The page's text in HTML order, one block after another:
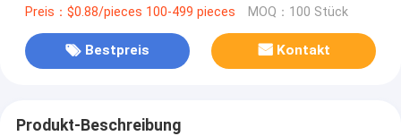
Preis：$0.88/pieces 100-499 pieces MOQ：100 Stück
Bestpreis Kontakt
Produkt-Beschreibung